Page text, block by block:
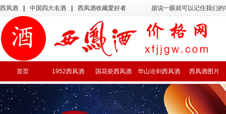
西凤酒 中国四大名酒 西凤酒收藏爱好者 据说一眼就可以记住我们
首页 1952西凤酒 国花瓷西凤酒 华山论剑西凤酒 西凤酒图片